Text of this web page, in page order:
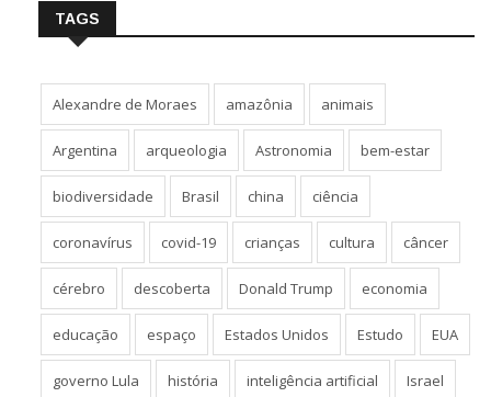
TAGS
Alexandre de Moraes amazônia animais
Argentina arqueologia Astronomia bem-estar
biodiversidade Brasil china ciência
coronavírus covid-19 crianças cultura câncer
cérebro descoberta Donald Trump economia
educação espaço Estados Unidos Estudo EUA
governo Lula história inteligência artificial Israel